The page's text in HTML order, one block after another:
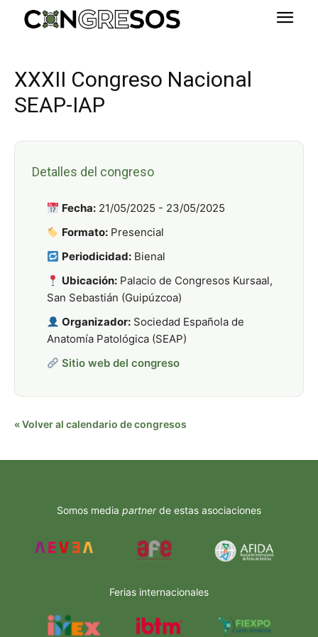
XXXII Congreso Nacional
SEAP-IAP
Detalles del congreso
Fecha: 21/05/2025 - 23/05/2025
Formato: Presencial
Periodicidad: Bienal
Ubicación: Palacio de Congresos Kursaal,
San Sebastián (Guipúzcoa)
Organizador: Sociedad Española de
Anatomía Patológica (SEAP)
Sitio web del congreso
« Volver al calendario de congresos
Somos media partnerde estas asociaciones
Ferias internacionales